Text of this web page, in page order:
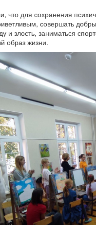
для сохранения
совершать
и злость, заниматься
образ жизни.